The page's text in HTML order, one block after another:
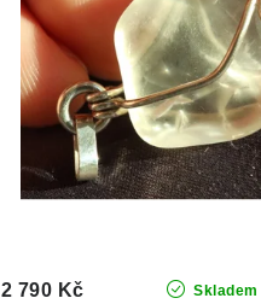
Skladem
2 790 Kč